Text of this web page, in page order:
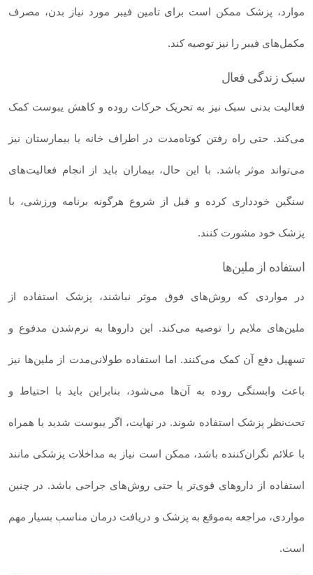
موارد، پزشک ممکن است برای تامین فیبر مورد نیاز بدن، مصرف
مکمل‌های فیبر را نیز توصیه کند.
سبک زندگی فعال
فعالیت بدنی سبک نیز به تحریک حرکات روده و کاهش یبوست کمک
می‌کند. حتی راه‌ رفتن کوتاه‌مدت در اطراف خانه یا بیمارستان نیز
می‌تواند موثر باشد. با این‌ حال، بیماران باید از انجام فعالیت‌های
سنگین خودداری کرده و قبل از شروع هرگونه برنامه ورزشی، با
پزشک خود مشورت کنند.
استفاده از ملین­‌ها
در مواردی که روش‌های فوق موثر نباشند، پزشک استفاده از
ملین‌های ملایم را توصیه می‌کند. این داروها به نرم‌شدن مدفوع و
تسهیل دفع آن کمک می‌کنند. اما استفاده طولانی‌مدت از ملین‌ها نیز
باعث وابستگی روده به آن‌ها می‌شود، بنابراین باید با احتیاط و
تحت‌نظر پزشک استفاده شوند. در نهایت، اگر یبوست شدید یا همراه
با علائم نگران‌کننده باشد، ممکن است نیاز به مداخلات پزشکی مانند
استفاده از داروهای قوی‌تر یا حتی روش‌های جراحی باشد. در چنین
مواردی، مراجعه به‌موقع به پزشک و دریافت درمان مناسب بسیار مهم
است.